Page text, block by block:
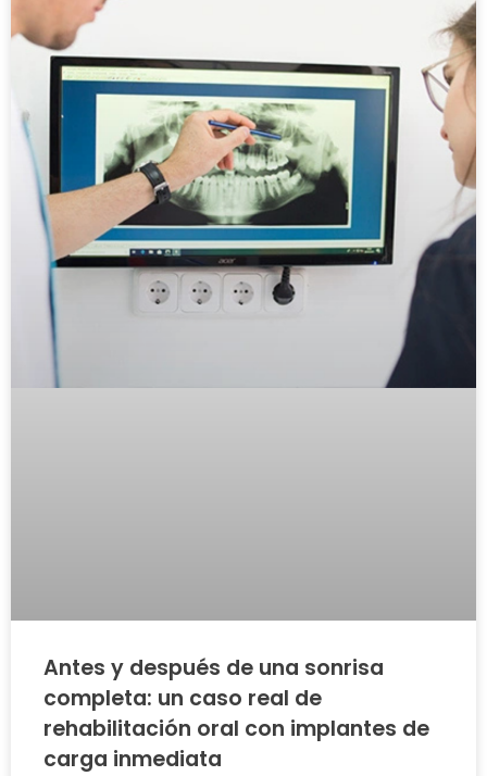
Antes y después de una sonrisa
completa: un caso real de
rehabilitación oral con implantes de
carga inmediata